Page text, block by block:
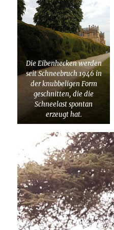
Die Eibenhecken werden
seit Schneebruch 1946 in
der knubbeligen Form
geschnitten, die die
Schneelast spontan
erzeugt hat.